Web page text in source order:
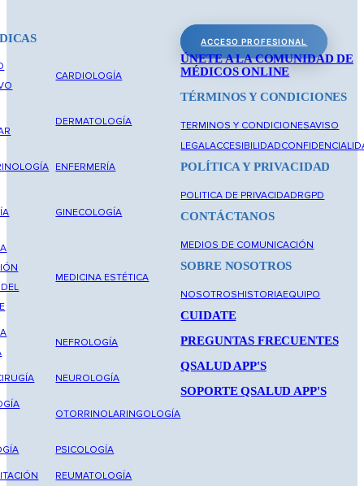
CARDIOLOGÍA
DERMATOLOGÍA
ENFERMERÍA
GINECOLOGÍA
MEDICINA ESTÉTICA
NEFROLOGÍA
NEUROLOGÍA
OTORRINOLARINGOLOGÍA
PSICOLOGÍA
REUMATOLOGÍA
ACCESO PROFESIONAL
ÚNETE A LA COMUNIDAD DE
MÉDICOS ONLINE
TÉRMINOS Y CONDICIONES
TERMINOS Y CONDICIONESAVISO
LEGALACCESIBILIDAD
POLÍTICA Y PRIVACIDAD
POLITICA DE PRIVACIDADRGPD
CONTÁCTANOS
MEDIOS DE COMUNICACIÓN
SOBRE NOSOTROS
NOSOTROSHISTORIAEQUIPO
CUIDATE
PREGUNTAS FRECUENTES
QSALUD APP'S
SOPORTE QSALUD APP'S